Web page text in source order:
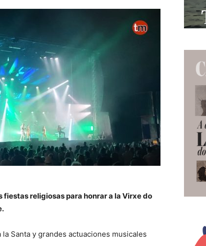
fiestas religiosas para honrar a la Virxe do
Santa y grandes actuaciones musicales